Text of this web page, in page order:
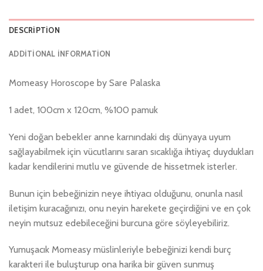
DESCRIPTION
ADDITIONAL INFORMATION
Momeasy Horoscope by Sare Palaska
1 adet, 100cm x 120cm, %100 pamuk
Yeni doğan bebekler anne karnındaki dış dünyaya uyum
sağlayabilmek için vücutlarını saran sıcaklığa ihtiyaç duydukları
kadar kendilerini mutlu ve güvende de hissetmek isterler.
Bunun için bebeğinizin neye ihtiyacı olduğunu, onunla nasıl
iletişim kuracağınızı, onu neyin harekete geçirdiğini ve en çok
neyin mutsuz edebileceğini burcuna göre söyleyebiliriz.
Yumuşacık Momeasy müslinleriyle bebeğinizi kendi burç
karakteri ile buluşturup ona harika bir güven sunmuş